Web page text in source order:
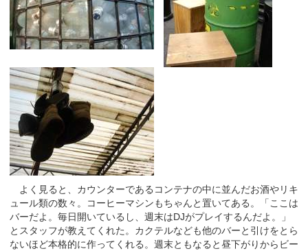
よく見ると、カウンターであるコンテナの中に並んだお酒やリキ
ュール類の数々。コーヒーマシンもちゃんと置いてある。「ここは
バーだよ。毎日開いているし、週末はDJがプレイするんだよ。」
とスタッフが教えてくれた。カクテルなども他のバーと引けをとら
ないほど本格的に作ってくれる。週末ともなると昼下がりからビー